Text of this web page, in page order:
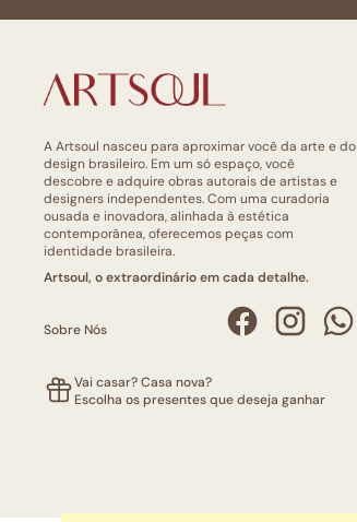
A Artsoul nasceu para aproximar você da arte e do
design brasileiro. Em um só espaço, você
descobre e adquire obras autorais de artistas e
designers independentes. Com uma curadoria
ousada e inovadora, alinhada à estética
contemporânea, oferecemos peças com
identidade brasileira.
Artsoul, o extraordinário em cada detalhe.
Sobre Nós
Vai casar? Casa nova?
Escolha os presentes que deseja ganhar